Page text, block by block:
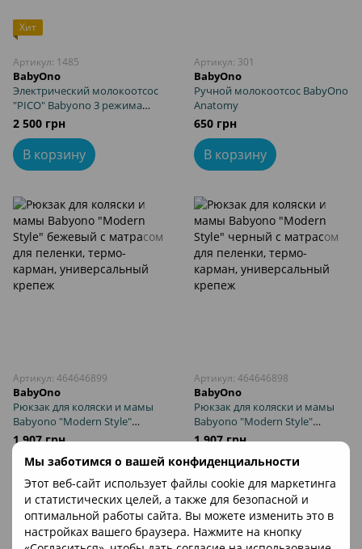
Мы заботимся о вашей конфиденциальности
Этот веб-сайт использует файлы cookie для маркетинга
и статистических целей, а также для безопасной и
оптимальной работы сайта. Вы можете изменить это в
настройках вашего браузера. Нажмите на кнопку
Хит
Артикул: 1485
BabyOno
Электрический молокоотсос
"PICO" Babyono 3 режима
работы
2 500 грн
В корзину
Артикул: 301
BabyOno
Ручной молокоотсос BabyOno
Anatomy
650 грн
В корзину
Артикул: 464646899
BabyOno
Рюкзак для коляски и мамы
Babyono "Modern Style"
бежевый с матрасом для
пеленки, термо-карман,
универсальный крепеж
1 907 грн
В корзину
Артикул: 464646898
BabyOno
Рюкзак для коляски и мамы
Babyono "Modern Style"
черный с матрасом для
универсальный крепеж
1 907 грн
В корзину